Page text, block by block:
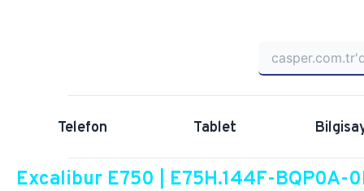
Telefon Tablet
Excalibur E750 | E75H.144F-BQP0A-